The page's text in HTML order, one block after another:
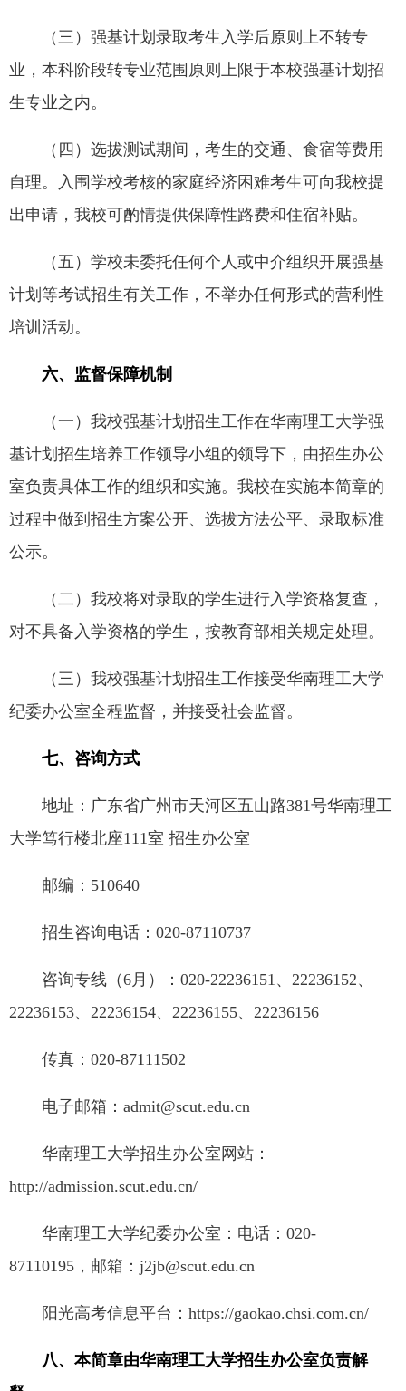
（三）强基计划录取考生入学后原则上不转专
业，本科阶段转专业范围原则上限于本校强基计划招
生专业之内。
（四）选拔测试期间，考生的交通、食宿等费用
自理。入围学校考核的家庭经济困难考生可向我校提
出申请，我校可酌情提供保障性路费和住宿补贴。
（五）学校未委托任何个人或中介组织开展强基
计划等考试招生有关工作，不举办任何形式的营利性
培训活动。
六、监督保障机制
（一）我校强基计划招生工作在华南理工大学强
基计划招生培养工作领导小组的领导下，由招生办公
室负责具体工作的组织和实施。我校在实施本简章的
过程中做到招生方案公开、选拔方法公平、录取标准
公示。
（二）我校将对录取的学生进行入学资格复查，
对不具备入学资格的学生，按教育部相关规定处理。
（三）我校强基计划招生工作接受华南理工大学
纪委办公室全程监督，并接受社会监督。
七、咨询方式
地址：广东省广州市天河区五山路381号华南理工
大学笃行楼北座111室 招生办公室
邮编：510640
招生咨询电话：020-87110737
咨询专线（6月）：020-22236151、22236152、
22236153、22236154、22236155、22236156
传真：020-87111502
电子邮箱：admit@scut.edu.cn
华南理工大学招生办公室网站：
http://admission.scut.edu.cn/
华南理工大学纪委办公室：电话：020-
87110195，邮箱：j2jb@scut.edu.cn
阳光高考信息平台：https://gaokao.chsi.com.cn/
八、本简章由华南理工大学招生办公室负责解